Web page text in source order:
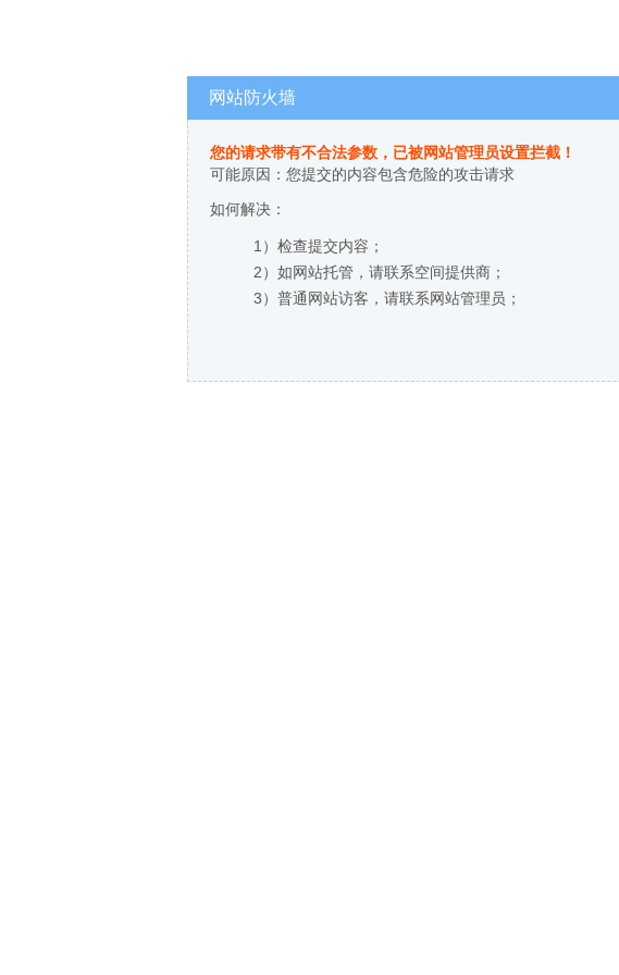
网站防火墙
您的请求带有不合法参数，已被网站管理员设置拦截！
可能原因：您提交的内容包含危险的攻击请求
如何解决：
1）检查提交内容；
2）如网站托管，请联系空间提供商；
3）普通网站访客，请联系网站管理员；